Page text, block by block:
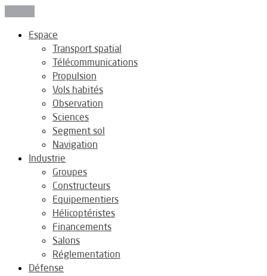
Espace
Transport spatial
Télécommunications
Propulsion
Vols habités
Observation
Sciences
Segment sol
Navigation
Industrie
Groupes
Constructeurs
Equipementiers
Hélicoptéristes
Financements
Salons
Réglementation
Défense